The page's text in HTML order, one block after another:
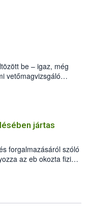
be – igaz, még
vetőmagvizsgáló
Czigler Győző által
jártas
forgalmazásáról szóló
az eb okozta fizikai
felmerülő
eb tartását és annak